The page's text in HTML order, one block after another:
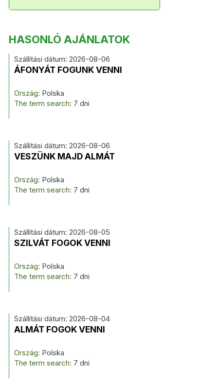
HASONLÓ AJÁNLATOK
Szállítási dátum: 2026-08-06
ÁFONYÁT FOGUNK VENNI
Ország: Polska
The term search: 7 dni
Szállítási dátum: 2026-08-06
VESZÜNK MAJD ALMÁT
Ország: Polska
The term search: 7 dni
Szállítási dátum: 2026-08-05
SZILVÁT FOGOK VENNI
Ország: Polska
The term search: 7 dni
Szállítási dátum: 2026-08-04
ALMÁT FOGOK VENNI
Ország: Polska
The term search: 7 dni